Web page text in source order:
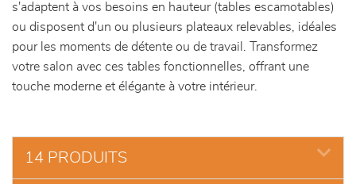
s'adaptent à vos besoins en hauteur (tables escamotables)
ou disposent d'un ou plusieurs plateaux relevables, idéales
pour les moments de détente ou de travail. Transformez
votre salon avec ces tables fonctionnelles, offrant une
touche moderne et élégante à votre intérieur.
14 PRODUITS